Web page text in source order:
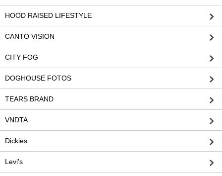
HOOD RAISED LIFESTYLE
CANTO VISION
CITY FOG
DOGHOUSE FOTOS
TEARS BRAND
VNDTA
Dickies
Levi's